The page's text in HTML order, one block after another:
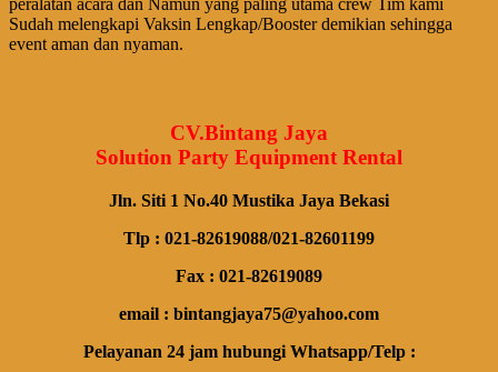
Sudah melengkapi Vaksin Lengkap/Booster demikian sehingga
event aman dan nyaman.
CV.Bintang Jaya
Solution Party Equipment Rental
Jln. Siti 1 No.40 Mustika Jaya Bekasi
Tlp : 021-82619088/021-82601199
Fax : 021-82619089
email : bintangjaya75@yahoo.com
Pelayanan 24 jam hubungi Whatsapp/Telp :